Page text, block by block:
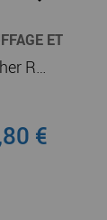
ET
Atlantic - Plancher Rayonnant Electrique Soleka salle de bain 150W/m2 2m2 275W (120262)
€